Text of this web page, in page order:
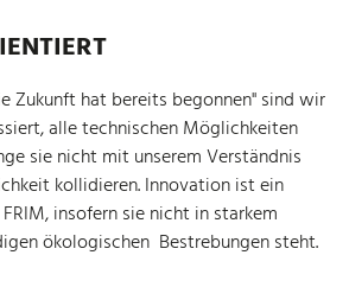
Zukunft hat bereits begonnen" sind wir
alle technischen Möglichkeiten
sie nicht mit unserem Verständnis
kollidieren. Innovation ist ein
insofern sie nicht in starkem
ökologischen Bestrebungen steht.